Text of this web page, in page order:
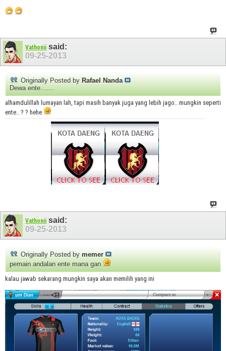
Vathonii said:
09-25-2013
Originally Posted by Rafael Nanda
Dewa ente.......
alhamdulillah lumayan lah, tapi masih banyak juga yang lebih jago.. mungkin seperti
ente.. ? ? hehe
Vathonii said:
09-25-2013
Originally Posted by memer
pemain andalan ente mana gan
kalau jawab sekarang mungkin saya akan memilih yang ini